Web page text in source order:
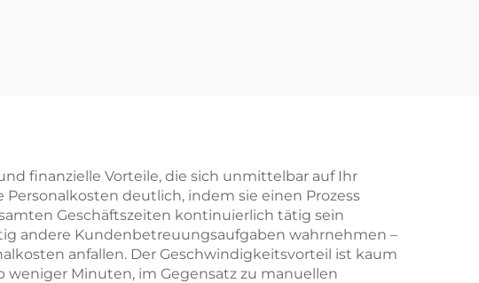
finanzielle Vorteile, die sich unmittelbar auf Ihr
deutlich, indem sie einen Prozess
Geschäftszeiten kontinuierlich tätig sein
andere Kundenbetreuungsaufgaben wahrnehmen –
anfallen. Der Geschwindigkeitsvorteil ist kaum
weniger Minuten, im Gegensatz zu manuellen